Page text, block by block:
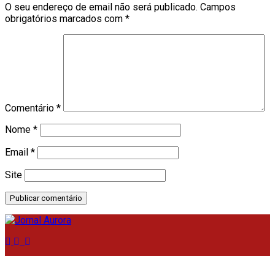
O seu endereço de email não será publicado. Campos
obrigatórios marcados com *
Comentário *
Nome *
Email *
Site